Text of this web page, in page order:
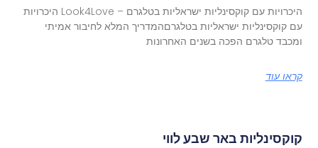
היכרויות עם קוקסינליות ישראליות בטלגרם – Look4Love היכרויות
עם קוקסינליות ישראליות בטלגרםהמדריך המלא לחיבור אמיתי
ומכבד טלגרם הפכה בשנים האחרונות
קראו עוד
קוקסינליות באר שבע לווי